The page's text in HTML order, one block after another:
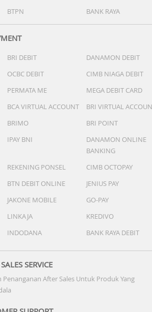
BTPN BANK RAYA
BRI DEBIT
DANAMON DEBIT
OCBC DEBIT
CIMB NIAGA DEBIT
PERMATA ME
MEGA DEBIT CARD
BCA VIRTUAL ACCOUNT
BRI VIRTUAL
BRIMO
BRI POINT
IPAY BNI
DANAMON ONLINE
BANKING
REKENING PONSEL
CIMB OCTOPAY
BTN DEBIT ONLINE
JENIUS PAY
JAKONE MOBILE
GO-PAY
LINKAJA
KREDIVO
INDODANA BANK RAYA DEBIT
SERVICE
Penanganan After Sales Untuk Produk Yang